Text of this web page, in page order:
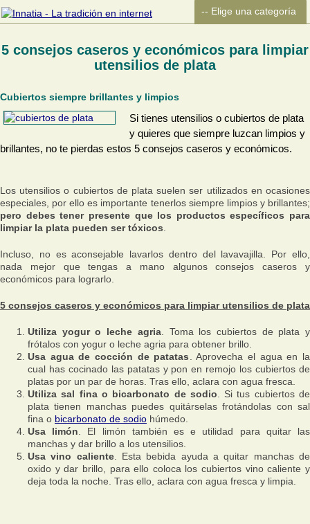
5 consejos caseros y económicos para limpiar
utensilios de plata
Cubiertos siempre brillantes y limpios
Si tienes utensilios o cubiertos de plata
y quieres que siempre luzcan limpios y
brillantes, no te pierdas estos 5 consejos caseros y económicos.
Los utensilios o cubiertos de plata suelen ser utilizados en ocasiones
especiales, por ello es importante tenerlos siempre limpios y brillantes;
pero debes tener presente que los productos específicos para
limpiar la plata pueden ser tóxicos
Incluso, no es aconsejable lavarlos dentro del lavavajilla. Por ello,
nada mejor que tengas a mano algunos consejos caseros y
económicos para lograrlo.
5 consejos caseros y económicos para limpiar utensilios de plata
Utiliza yogur o leche agria. Toma los cubiertos de plata y
frótalos con yogur o leche agria para obtener brillo.
Usa agua de cocción de patatas . Aprovecha el agua en la
cual has cocinado las patatas y pon en remojo los cubiertos de
platas por un par de horas. Tras ello, aclara con agua fresca.
Utiliza sal fina o bicarbonato de sodio . Si tus cubiertos de
plata tienen manchas puedes quitárselas frotándolas con sal
fina o bicarbonato de sodio húmedo.
Usa limón . El limón también es e utilidad para quitar las
manchas y dar brillo a los utensilios.
Usa vino caliente. Esta bebida ayuda a quitar manchas de
oxido y dar brillo, para ello coloca los cubiertos vino caliente y
deja toda la noche. Tras ello, aclara con agua fresca y limpia.